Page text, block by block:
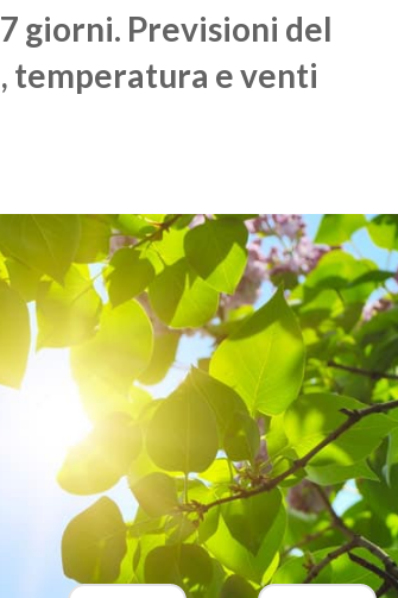
giorni. Previsioni del
temperatura e venti